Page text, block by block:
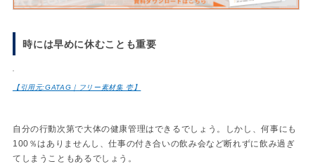
時には早めに休むことも重要
【引用元:GATAG｜フリー素材集 壱】
自分の行動次第で大体の健康管理はできるでしょう。しかし、何事にも
100％はありませんし、仕事の付き合いの飲み会など断れずに飲み過ぎ
てしまうこともあるでしょう。